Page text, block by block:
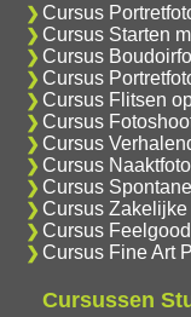
Cursus
Cursus Starten
Cursus
Cursus
Cursus Flitsen
Cursus
Cursus
Cursus
Cursus
Cursus
Cursus
Cursus Fine Art
Cursussen